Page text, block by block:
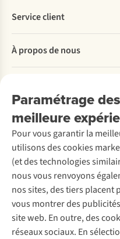
Paramétrage
meilleure
Pour vous garantir la
utilisons des cookies
(et des technologies
nous vous renvoyons
nos sites, des tiers placent
vous montrer des
site web. En outre, des
réseaux sociaux. En
Service client
Commander
Payer
Retourner
Rétractation d'une commande
Entretien & réparations
Garantie
Contactez-nous
À propos de nous
Entreprise responsable
À propos d’Ayacucho
Nos magasins
À propos d’A.S.Adventure
Déclaration d'accessibilité
Location / Location sports
Seconde-main
Entretien de ski
Service de lavage
Entretien de chaussures
Réparation de chaussures
Réparation de vêtements
Retouches
Pour les entreprises
Découvrez
A.S.Magazine
Explore Camp
Gear Check
Expertise & conseils
Abonnez-vous à la